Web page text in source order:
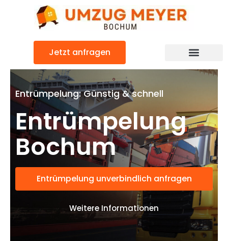
Jetzt anfragen
Entrümpelung: Günstig & schnell
Entrümpelung
Bochum
Entrümpelung unverbindlich anfragen
Weitere Informationen